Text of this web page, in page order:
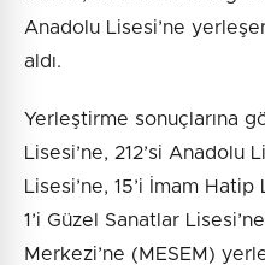
Anadolu Lisesi’ne
aldı.
Yerleştirme sonuçlarına
Lisesi’ne, 212’si Anadolu
Lisesi’ne, 15’i İmam Hatip
1’i Güzel Sanatlar
Merkezi’ne (MESEM)